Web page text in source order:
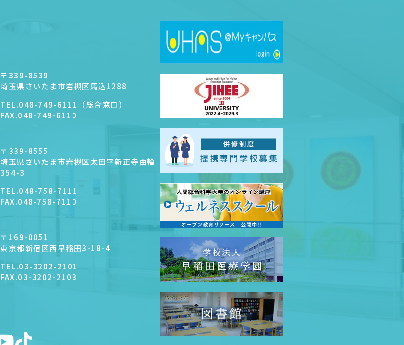
〒339-8539
埼玉県さいたま市岩槻区馬込1288
TEL.048-749-6111（総合窓口）
FAX.048-749-6110
〒339-8555
埼玉県さいたま市岩槻区太田字新正寺曲輪
354-3
TEL.048-758-7111
FAX.048-758-7110
〒169-0051
東京都新宿区西早稲田3-18-4
TEL.03-3202-2101
FAX.03-3202-2103